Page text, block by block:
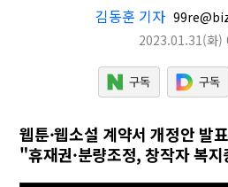
김동훈 기자
2023.01.31(화)
웹툰·웹소설 계약서 개정안 발표
"휴재권·분량조정, 창작자 복